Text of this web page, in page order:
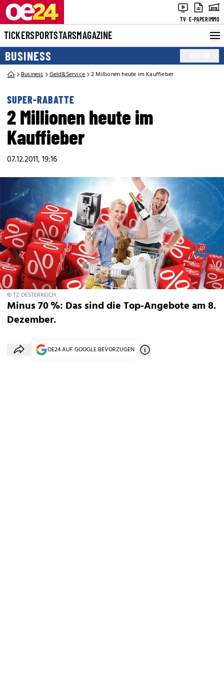
TV E-PAPERIMMO
TICKERSPORTSTARSMAGAZINE
BUSINESS
Business Geld&Service 2 Millionen heute im Kauffieber
SUPER-RABATTE
2 Millionen heute im
Kauffieber
07.12.2011, 19:16
© TZ OESTERREICH
Minus 70 %: Das sind die Top-Angebote am 8.
Dezember.
OE24 AUF GOOGLE BEVORZUGEN